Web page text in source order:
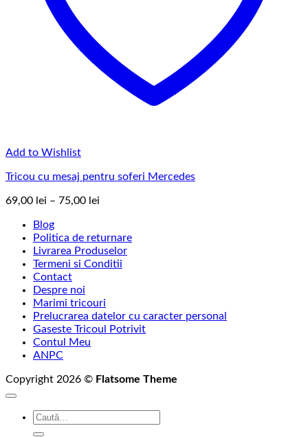
Add to Wishlist
Tricou cu mesaj pentru soferi Mercedes
69,00 lei – 75,00 lei
69,00 lei
până
la
Blog
Politica de returnare
Livrarea Produselor
Termeni si Conditii
Contact
Despre noi
Marimi tricouri
Prelucrarea datelor cu caracter personal
Gaseste Tricoul Potrivit
Contul Meu
ANPC
Copyright 2026 © Flatsome Theme
Caută